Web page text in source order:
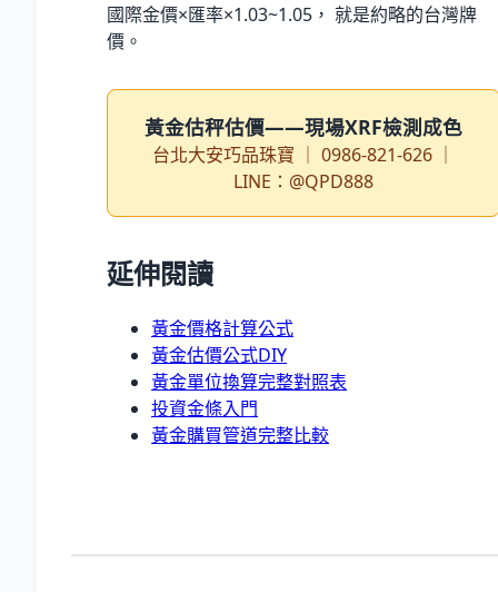
國際金價×匯率×1.03~1.05， 就是約略的台灣牌
價。
黃金估秤估價——現場XRF檢測成色
台北大安巧品珠寶 ｜ 0986-821-626 ｜
LINE：@QPD888
延伸閱讀
黃金價格計算公式
黃金估價公式DIY
黃金單位換算完整對照表
投資金條入門
黃金購買管道完整比較